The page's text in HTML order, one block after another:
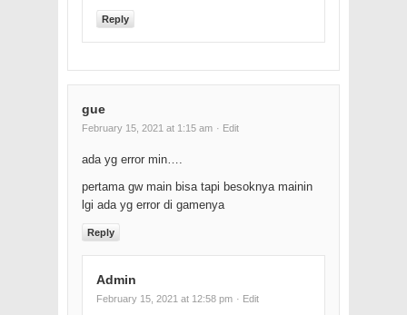
Reply
gue
February 15, 2021 at 1:15 am · Edit
ada yg error min….
pertama gw main bisa tapi besoknya mainin
lgi ada yg error di gamenya
Reply
Admin
February 15, 2021 at 12:58 pm · Edit